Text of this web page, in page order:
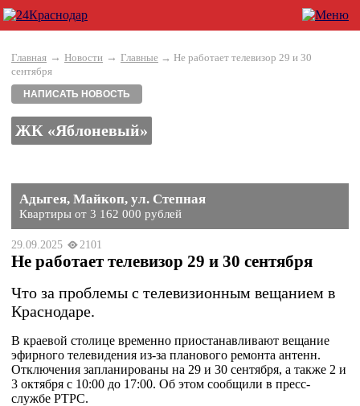
Главная → Новости → Главные → Не работает телевизор 29 и 30
сентября
НАПИСАТЬ НОВОСТЬ
ЖК «Яблоневый»
Адыгея, Майкоп, ул. Степная
Квартиры от 3 162 000 рублей
29.09.2025 2101
Не работает телевизор 29 и 30 сентября
Что за проблемы с телевизионным вещанием в
Краснодаре.
В краевой столице временно приостанавливают вещание
эфирного телевидения из-за планового ремонта антенн.
Отключения запланированы на 29 и 30 сентября, а также 2 и
3 октября с 10:00 до 17:00. Об этом сообщили в пресс-
службе РТРС.